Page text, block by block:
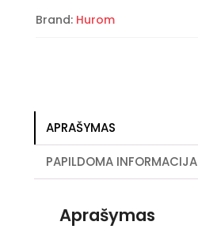
Brand: Hurom
APRAŠYMAS
PAPILDOMA INFORMACIJA
Aprašymas